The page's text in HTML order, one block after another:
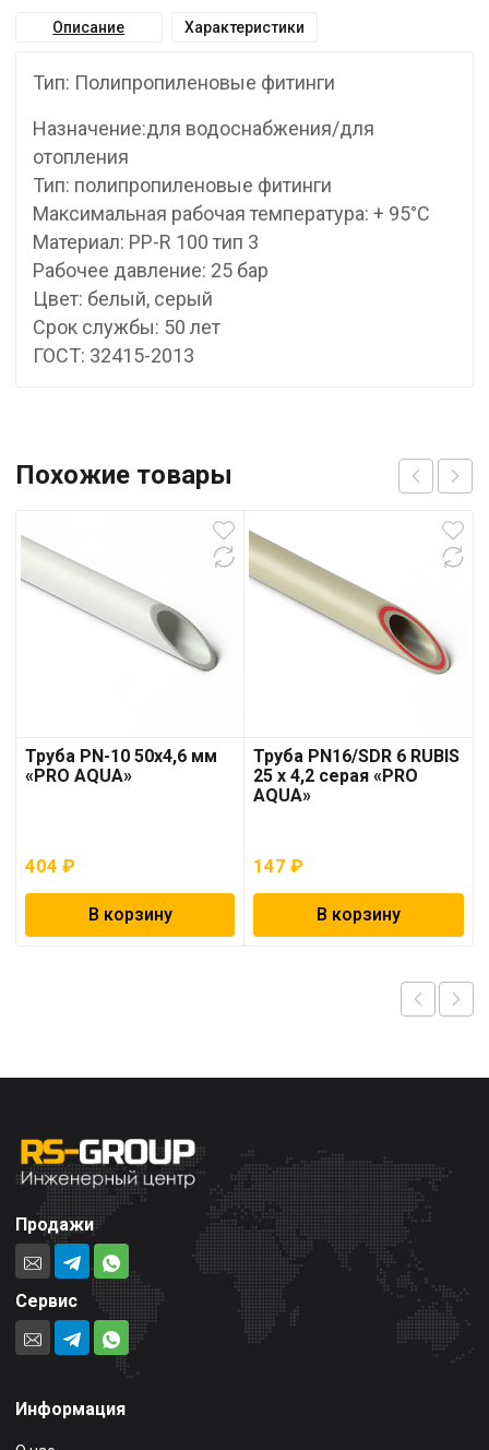
Описание Характеристики
Тип: Полипропиленовые фитинги
Назначение:для водоснабжения/для
отопления
Тип: полипропиленовые фитинги
Максимальная рабочая температура: + 95°С
Материал: PP-R 100 тип 3
Рабочее давление: 25 бар
Цвет: белый, серый
Срок службы: 50 лет
ГОСТ: 32415-2013
Похожие товары
Труба PN-10 50х4,6 мм
«PRO AQUA»
404 ₽
В корзину
Труба PN16/SDR 6 RUBIS
25 x 4,2 серая «PRO
AQUA»
147₽
В корзину
Продажи
Сервис
Информация